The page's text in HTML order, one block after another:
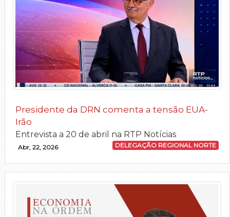
Presidente da DRN comenta a tensão EUA-
Irão
Entrevista a 20 de abril na RTP Notícias
Abr, 22, 2026 DELEGAÇÃO REGIONAL NORTE